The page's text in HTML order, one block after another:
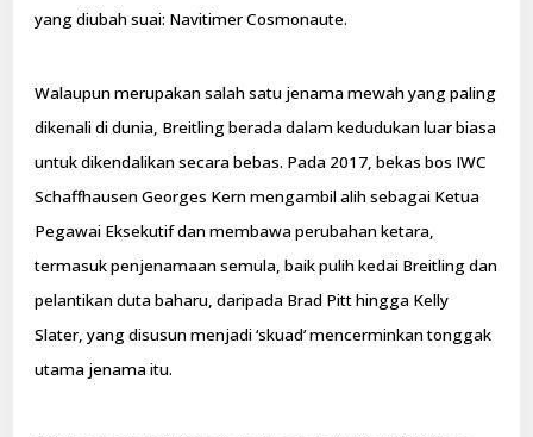
yang diubah suai: Navitimer Cosmonaute.
Walaupun merupakan salah satu jenama mewah yang paling
dikenali di dunia, Breitling berada dalam kedudukan luar biasa
untuk dikendalikan secara bebas. Pada 2017, bekas bos IWC
Schaffhausen Georges Kern mengambil alih sebagai Ketua
Pegawai Eksekutif dan membawa perubahan ketara,
termasuk penjenamaan semula, baik pulih kedai Breitling dan
pelantikan duta baharu, daripada Brad Pitt hingga Kelly
Slater, yang disusun menjadi ‘skuad’ mencerminkan tonggak
utama jenama itu.